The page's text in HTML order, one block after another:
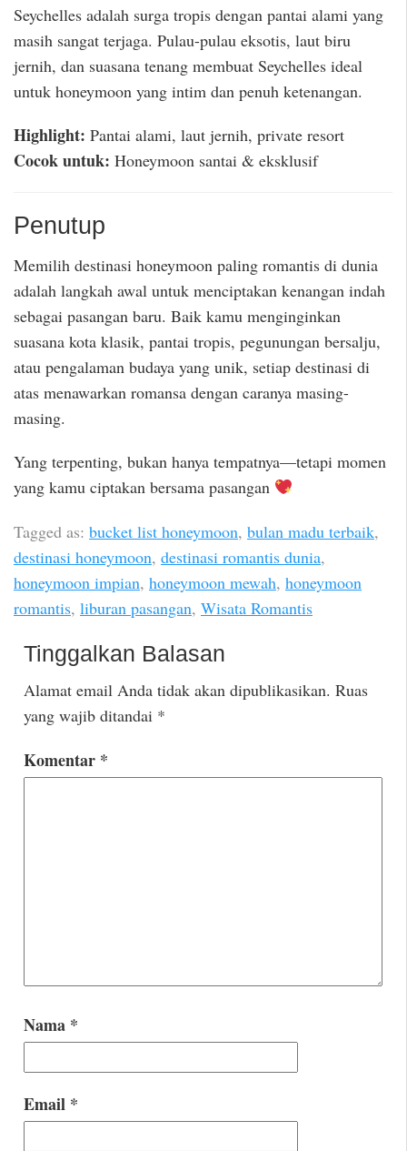
Seychelles adalah surga tropis dengan pantai alami yang
masih sangat terjaga. Pulau-pulau eksotis, laut biru
jernih, dan suasana tenang membuat Seychelles ideal
untuk honeymoon yang intim dan penuh ketenangan.
Highlight: Pantai alami, laut jernih, private resort
Cocok untuk: Honeymoon santai & eksklusif
Penutup
Memilih destinasi honeymoon paling romantis di dunia
adalah langkah awal untuk menciptakan kenangan indah
sebagai pasangan baru. Baik kamu menginginkan
suasana kota klasik, pantai tropis, pegunungan bersalju,
atau pengalaman budaya yang unik, setiap destinasi di
atas menawarkan romansa dengan caranya masing-
masing.
Yang terpenting, bukan hanya tempatnya—tetapi momen
yang kamu ciptakan bersama pasangan
Tagged as: bucket list honeymoon, bulan madu terbaik,
destinasi honeymoon, destinasi romantis dunia,
honeymoon impian, honeymoon mewah, honeymoon
romantis, liburan pasangan, Wisata Romantis
Tinggalkan Balasan
Alamat email Anda tidak akan dipublikasikan. Ruas
yang wajib ditandai *
Komentar *
Nama *
Email *